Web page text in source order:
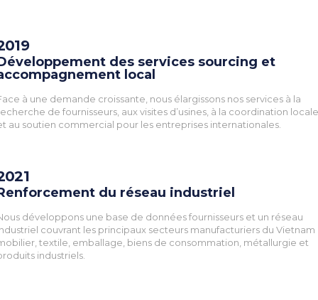
des services sourcing et
local
à une demande croissante, nous élargissons nos services à la
de fournisseurs, aux visites d’usines, à la coordination locale
au soutien commercial pour les entreprises internationales.
du réseau industriel
développons une base de données fournisseurs et un réseau
couvrant les principaux secteurs manufacturiers du Vietnam
textile, emballage, biens de consommation, métallurgie et
industriels.